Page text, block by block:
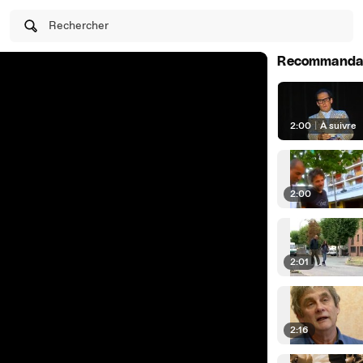
Rechercher
2:00 | À suivre
2:00
2:01
2:16